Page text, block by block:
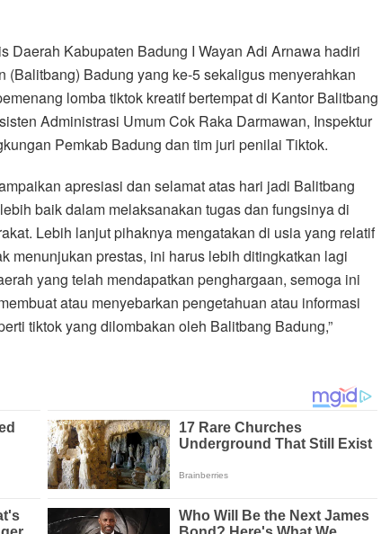
Daerah Kabupaten Badung I Wayan Adi Arnawa hadiri
Badung yang ke-5 sekaligus menyerahkan
lomba tiktok kreatif bertempat di Kantor Balitbang
Administrasi Umum Cok Raka Darmawan, Inspektur
Pemkab Badung dan tim juri penilai Tiktok.
apresiasi dan selamat atas hari jadi Balitbang
baik dalam melaksanakan tugas dan fungsinya di
Lebih lanjut pihaknya mengatakan di usia yang relatif
menunjukan prestas, ini harus lebih ditingkatkan lagi
yang telah mendapatkan penghargaan, semoga ini
atau menyebarkan pengetahuan atau informasi
tiktok yang dilombakan oleh Balitbang Badung,”